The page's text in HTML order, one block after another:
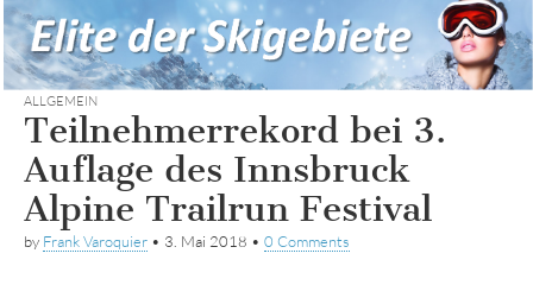
ALLGEMEIN
Teilnehmerrekord bei 3.
Auflage des Innsbruck
Alpine Trailrun Festival
by Frank Varoquier • 3. Mai 2018 • 0 Comments